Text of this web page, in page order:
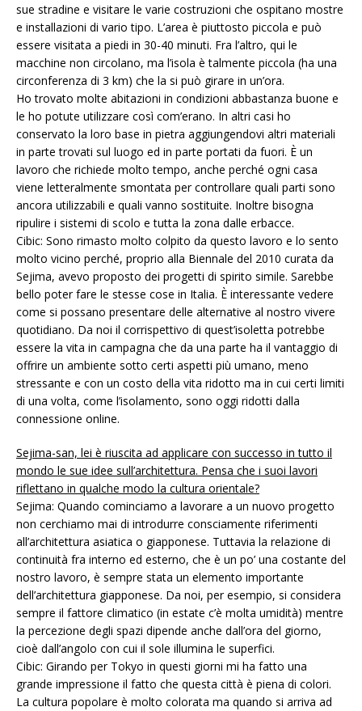
sue stradine e visitare le varie costruzioni che ospitano mostre
e installazioni di vario tipo. L’area è piuttosto piccola e può
essere visitata a piedi in 30-40 minuti. Fra l’altro, qui le
macchine non circolano, ma l’isola è talmente piccola (ha una
circonferenza di 3 km) che la si può girare in un’ora.
Ho trovato molte abitazioni in condizioni abbastanza buone e
le ho potute utilizzare così com’erano. In altri casi ho
conservato la loro base in pietra aggiungendovi altri materiali
in parte trovati sul luogo ed in parte portati da fuori. È un
lavoro che richiede molto tempo, anche perché ogni casa
viene letteralmente smontata per controllare quali parti sono
ancora utilizzabili e quali vanno sostituite. Inoltre bisogna
ripulire i sistemi di scolo e tutta la zona dalle erbacce.
Cibic: Sono rimasto molto colpito da questo lavoro e lo sento
molto vicino perché, proprio alla Biennale del 2010 curata da
Sejima, avevo proposto dei progetti di spirito simile. Sarebbe
bello poter fare le stesse cose in Italia. È interessante vedere
come si possano presentare delle alternative al nostro vivere
quotidiano. Da noi il corrispettivo di quest’isoletta potrebbe
essere la vita in campagna che da una parte ha il vantaggio di
offrire un ambiente sotto certi aspetti più umano, meno
stressante e con un costo della vita ridotto ma in cui certi limiti
di una volta, come l’isolamento, sono oggi ridotti dalla
connessione online.
Sejima-san, lei è riuscita ad applicare con successo in tutto il
mondo le sue idee sull’architettura. Pensa che i suoi lavori
riflettano in qualche modo la cultura orientale?
Sejima: Quando cominciamo a lavorare a un nuovo progetto
non cerchiamo mai di introdurre consciamente riferimenti
all’architettura asiatica o giapponese. Tuttavia la relazione di
continuità fra interno ed esterno, che è un po’ una costante del
nostro lavoro, è sempre stata un elemento importante
dell’architettura giapponese. Da noi, per esempio, si considera
sempre il fattore climatico (in estate c’è molta umidità) mentre
la percezione degli spazi dipende anche dall’ora del giorno,
cioè dall’angolo con cui il sole illumina le superfici.
Cibic: Girando per Tokyo in questi giorni mi ha fatto una
grande impressione il fatto che questa città è piena di colori.
La cultura popolare è molto colorata ma quando si arriva ad